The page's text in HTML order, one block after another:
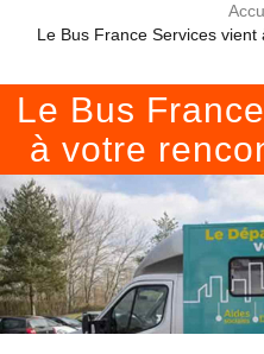
Le Bus France Services
Le Bus
à votre